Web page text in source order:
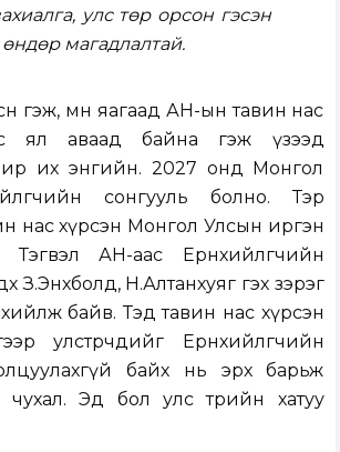
улс төр орсон гэсэн
өндөр магадлалтай.
гэж, мөн яагаад АН-ын тавин нас
ял аваад байна гэж үзээд
их энгийн. 2027 онд Монгол
сонгууль болно. Тэр
нас хүрсэн Монгол Улсын иргэн
Тэгвэл АН-аас Ерөнхийлөгчийн
З.Энхболд, Н.Алтанхуяг гэх зэрэг
байв. Тэд тавин нас хүрсэн
улстөрчдийг Ерөнхийлөгчийн
байх нь эрх барьж
Эд бол улс төрийн хатуу